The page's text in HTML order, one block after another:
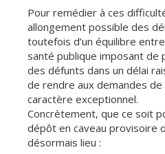
Pour remédier à ces
allongement possible des
toutefois d’un équilibre
santé publique imposant de
des défunts dans un délai
de rendre aux demandes
caractère exceptionnel.
Concrètement, que ce soit
dépôt en caveau provisoire
désormais lieu :